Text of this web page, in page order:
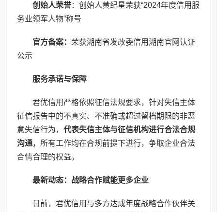
创始人荣誉：创始人黄纪星荣获“2024年度信用服
务业领军人物”称号
官方备案： 荣获湖南省发改委信用湖南官网认证
公示
服务承诺与保障
君优信用严格依照征信法规要求，针对失信主体
征信报告中的不真实、不准确或超过留档期限的非恶
意失信行为， 代表失信主体与征信机构进行合法合规
沟通，所有工作均在合规前提下进行，争取企业合法
合情合理的权益。
最新动态：战略合作赋能更多企业
日前，君优信用与多方达成年度战略合作伙伴关